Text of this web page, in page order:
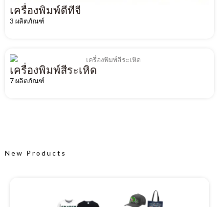
เครื่องพิมพ์ดีทีจี
3 ผลิตภัณฑ์
เครื่องพิมพ์สีระเหิด
7 ผลิตภัณฑ์
New Products